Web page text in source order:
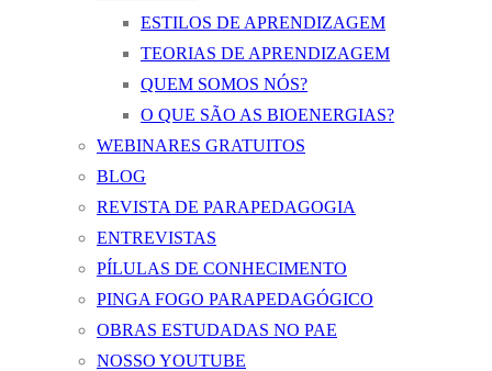
ESTILOS DE APRENDIZAGEM
TEORIAS DE APRENDIZAGEM
QUEM SOMOS NÓS?
O QUE SÃO AS BIOENERGIAS?
WEBINARES GRATUITOS
BLOG
REVISTA DE PARAPEDAGOGIA
ENTREVISTAS
PÍLULAS DE CONHECIMENTO
PINGA FOGO PARAPEDAGÓGICO
OBRAS ESTUDADAS NO PAE
NOSSO YOUTUBE